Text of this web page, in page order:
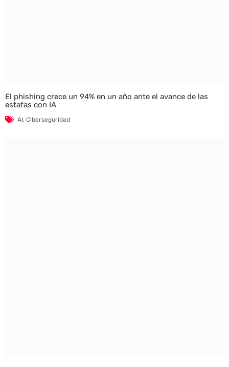
El phishing crece un 94% en un año ante el avance de las
estafas con IA
AI, Ciberseguridad